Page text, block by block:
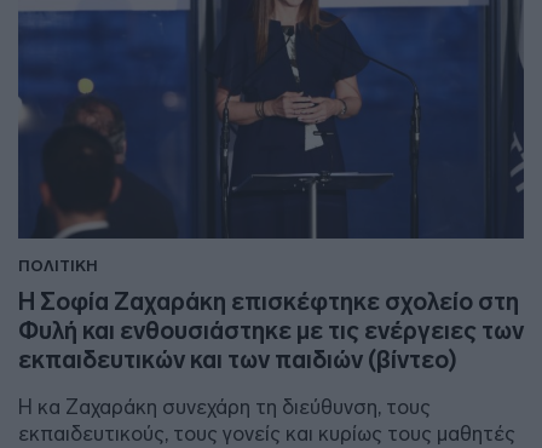
ΠΟΛΙΤΙΚΗ
Η Σοφία Ζαχαράκη επισκέφτηκε σχολείο στη
Φυλή και ενθουσιάστηκε με τις ενέργειες των
εκπαιδευτικών και των παιδιών (βίντεο)
Η κα Ζαχαράκη συνεχάρη τη διεύθυνση, τους
εκπαιδευτικούς, τους γονείς και κυρίως τους μαθητές